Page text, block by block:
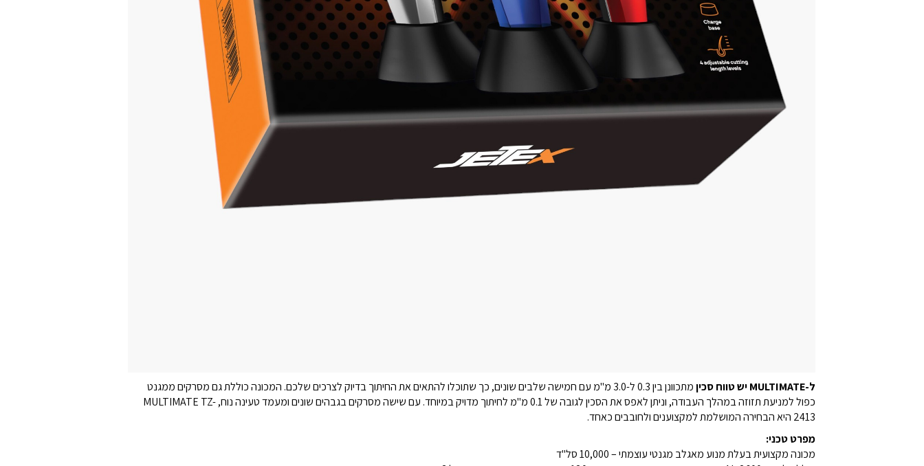
ל-MULTIMATE יש טווח סכין
מתכוונן בין 0.3 ל-3.0 מ"מ עם חמישה שלבים שונים, כך שתוכלו להתאים את החיתוך בדיוק לצרכים שלכם. המכונה כוללת גם מסרקים ממגנט
כפול למניעת תזוזה במהלך העבודה, וניתן לאפס את הסכין לגובה של 0.1 מ"מ לחיתוך מדויק במיוחד. עם שישה מסרקים בגבהים שונים ומעמד טעינה נוח, MULTIMATE TZ-
2413 היא הבחירה המושלמת למקצוענים ולחובבים כאחד.
מפרט טכני:
מכונה מקצועית בעלת מנוע מאגלב מגנטי עוצמתי – 10,000 סל"ד